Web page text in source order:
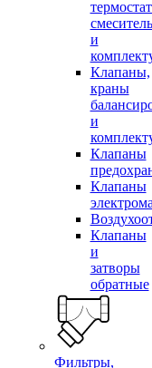
и
Клапаны,
краны
и
Клапаны
Клапаны
Клапаны
и
затворы
обратные
Фильтры,